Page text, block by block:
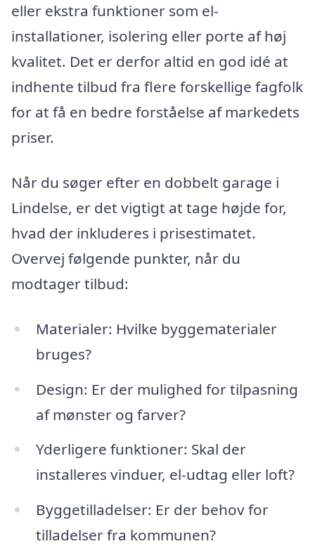
eller ekstra funktioner som el-
installationer, isolering eller porte af høj
kvalitet. Det er derfor altid en god idé at
indhente tilbud fra flere forskellige fagfolk
for at få en bedre forståelse af markedets
priser.
Når du søger efter en dobbelt garage i
Lindelse, er det vigtigt at tage højde for,
hvad der inkluderes i prisestimatet.
Overvej følgende punkter, når du
modtager tilbud:
Materialer: Hvilke byggematerialer
bruges?
Design: Er der mulighed for tilpasning
af mønster og farver?
Yderligere funktioner: Skal der
installeres vinduer, el-udtag eller loft?
Byggetilladelser: Er der behov for
tilladelser fra kommunen?